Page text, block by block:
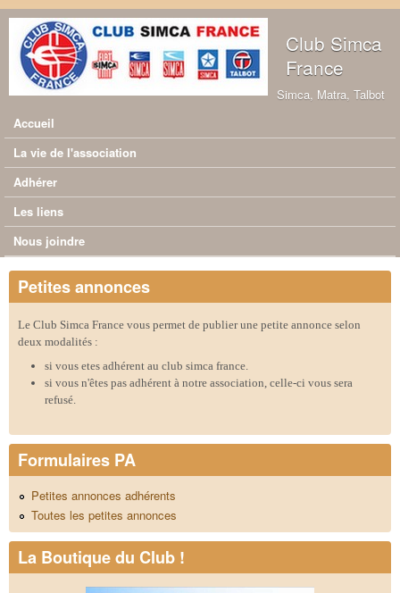
Aller au contenu principal
Club Simca
France
Simca, Matra, Talbot
Menu principal
Accueil
La vie de l'association
Adhérer
Les liens
Nous joindre
Petites annonces
Le Club Simca France vous permet de publier une petite annonce selon
deux modalités :
si vous etes adhérent au club simca france.
si vous n'êtes pas adhérent à notre association, celle-ci vous sera
refusé.
Formulaires PA
Petites annonces adhérents
Toutes les petites annonces
La Boutique du Club !